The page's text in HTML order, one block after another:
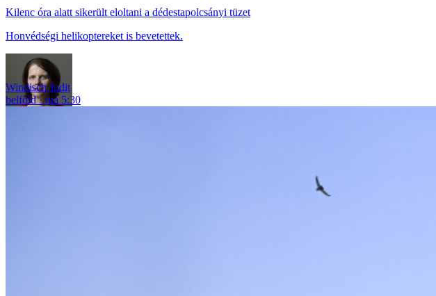
Kilenc óra alatt sikerült eloltani a dédestapolcsányi tüzet
Honvédségi helikoptereket is bevetettek.
Windisch Judit
belföld
ma 5:30